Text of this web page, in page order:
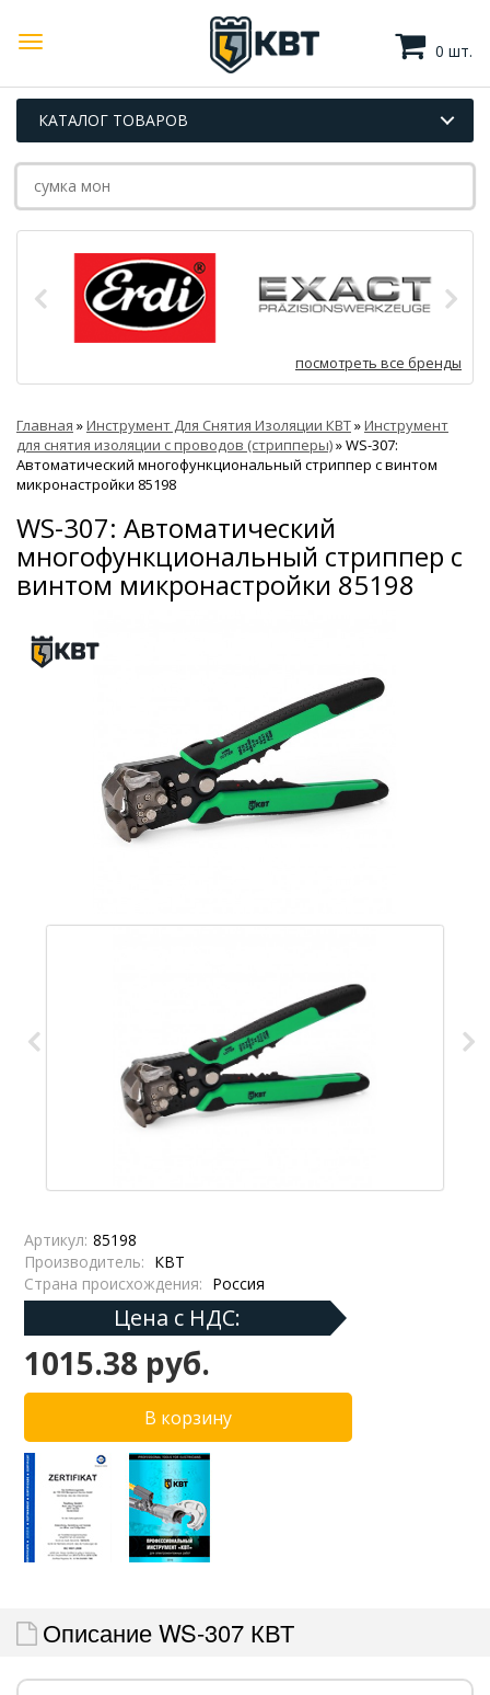
0 шт.
КАТАЛОГ ТОВАРОВ
посмотреть все бренды
Главная »Инструмент Для Снятия Изоляции КВТ»Инструмент
для снятия изоляции с проводов (стрипперы)»WS-307:
Автоматический многофункциональный стриппер с винтом
микронастройки 85198
WS-307: Автоматический
многофункциональный стриппер с
винтом микронастройки 85198
Артикул: 85198
Производитель: КВТ
Страна происхождения: Россия
Цена с НДС:
1015.38 руб.
Описание WS-307 КВТ